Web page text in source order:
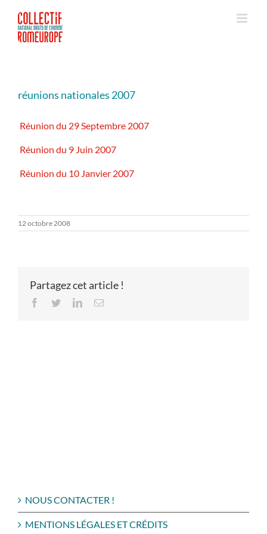
contenu
réunions nationales 2007
Réunion du 29 Septembre 2007
Réunion du 9 Juin 2007
Réunion du 10 Janvier 2007
12 octobre 2008
Partagez cet article !
Facebook
TwitterLinkedInEmail
NOUS CONTACTER !
MENTIONS LÉGALES ET CRÉDITS